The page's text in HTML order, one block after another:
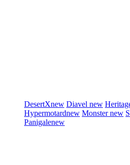
DesertXnew Diavel new
Hypermotardnew Monsternew
Panigalenew